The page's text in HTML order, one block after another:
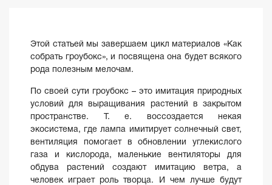
Этой статьей мы завершаем цикл материалов «Как
собрать гроубокс», и посвящена она будет всякого
рода полезным мелочам.
По своей сути гроубокс – это имитация природных
условий для выращивания растений в закрытом
пространстве. Т. е. воссоздается некая
экосистема, где лампа имитирует солнечный свет,
вентиляция помогает в обновлении углекислого
газа и кислорода, маленькие вентиляторы для
обдува растений создают имитацию ветра, а
человек играет роль творца. И чем лучше будут